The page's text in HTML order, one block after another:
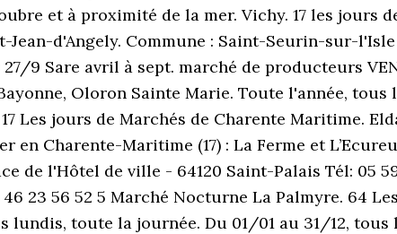
et à proximité de la mer. Vichy. 17 les jours
Jean-d'Angely. Commune : Saint-Seurin-sur-
9 Sare avril à sept. marché de producteurs
Oloron Sainte Marie. Toute l'année, tous
Les jours de Marchés de Charente Maritime.
en Charente-Maritime (17) : La Ferme et
de l'Hôtel de ville - 64120 Saint-Palais Tél: 05
23 56 52 5 Marché Nocturne La Palmyre. 64
lundis, toute la journée. Du 01/01 au 31/12,